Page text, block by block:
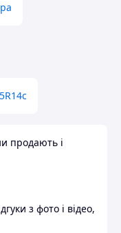
продають і
з фото і відео,